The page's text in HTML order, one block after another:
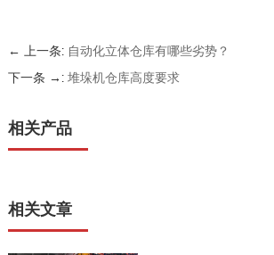
← 上一条: 自动化立体仓库有哪些劣势？
下一条 →: 堆垛机仓库高度要求
相关产品
相关文章